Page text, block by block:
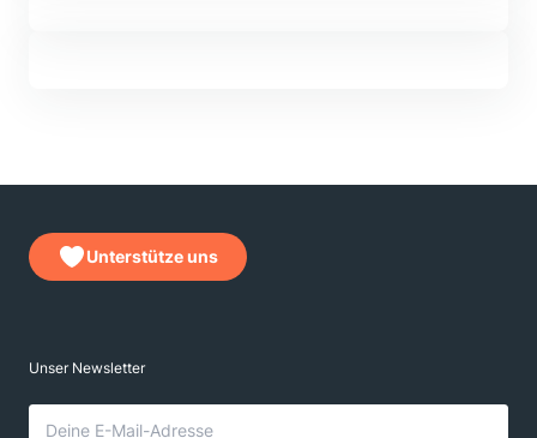
Unterstütze uns